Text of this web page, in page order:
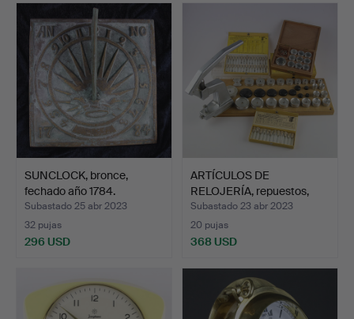
SUNCLOCK, bronce,
fechado año 1784.
Subastado 25 abr 2023
32 pujas
296 USD
ARTÍCULOS DE
RELOJERÍA, repuestos,
tornill…
Subastado 23 abr 2023
20 pujas
368 USD